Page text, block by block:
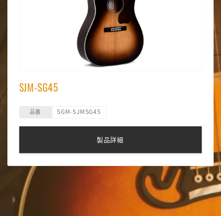
SJM-SG45
品番 SGM-SJMSG45
製品詳細